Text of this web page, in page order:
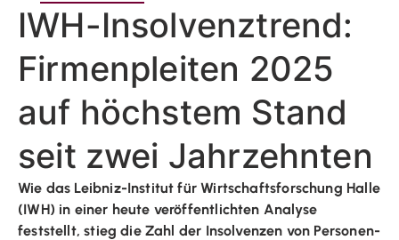
IWH-Insolvenztrend:
Firmenpleiten 2025
auf höchstem Stand
seit zwei Jahrzehnten
Wie das Leibniz-Institut für Wirtschaftsforschung Halle
(IWH) in einer heute veröffentlichten Analyse
feststellt, stieg die Zahl der Insolvenzen von Personen-